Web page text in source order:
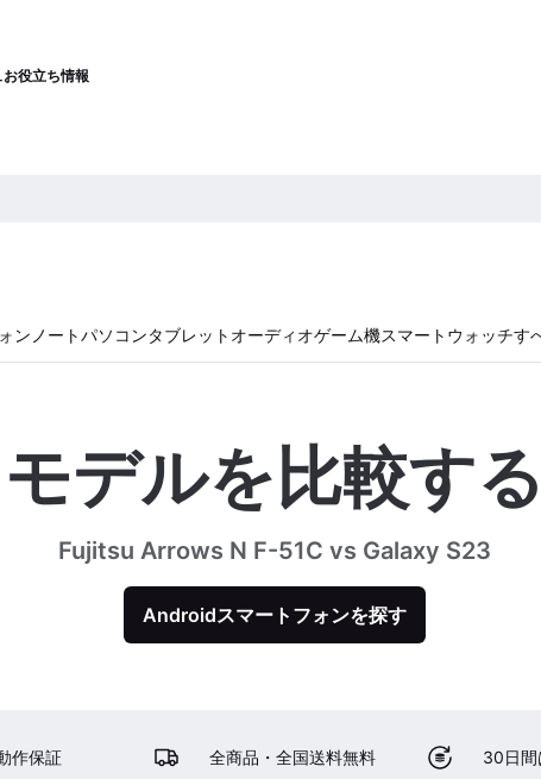
お役立ち情報
ン ノートパソコンタブレット オーディオゲーム機スマートウォッチす
モデルを比較す
Fujitsu Arrows N F-51C vs Galaxy S23
Androidスマートフォンを探す
作保証 全商品・全国送料無料 30日間